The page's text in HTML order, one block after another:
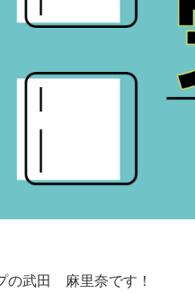
の武田 麻里奈です！